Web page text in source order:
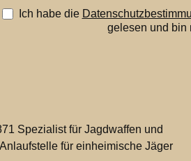
Ich habe die
gelesen und bin
Spezialist für Jagdwaffen und
für einheimische Jäger